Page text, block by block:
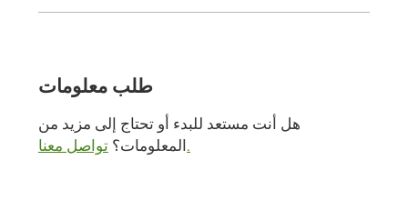
طلب معلومات
هل أنت مستعد للبدء أو تحتاج إلى مزيد من
المعلومات؟تواصل معنا.